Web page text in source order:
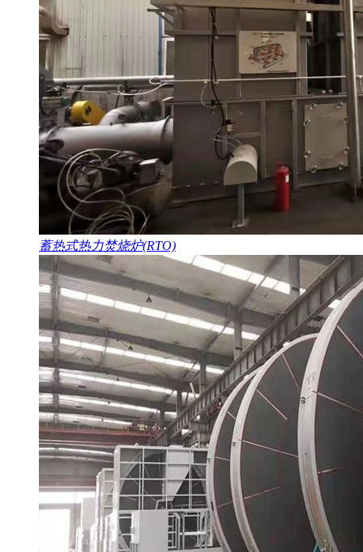
蓄热式热力焚烧炉(RTO)